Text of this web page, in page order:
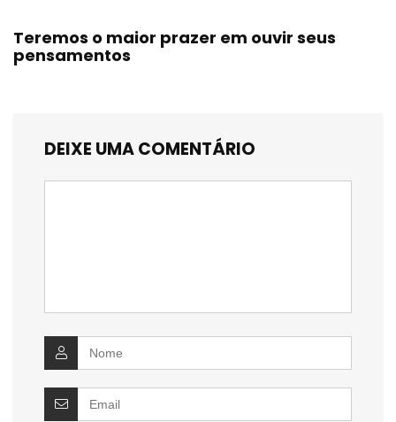
Teremos o maior prazer em ouvir seus
pensamentos
DEIXE UMA COMENTÁRIO